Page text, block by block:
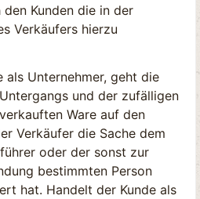
Kunden die in der
Verkäufers hierzu
als Unternehmer, geht die
und der zufälligen
Ware auf den
Verkäufer die Sache dem
oder der sonst zur
bestimmten Person
hat. Handelt der Kunde als